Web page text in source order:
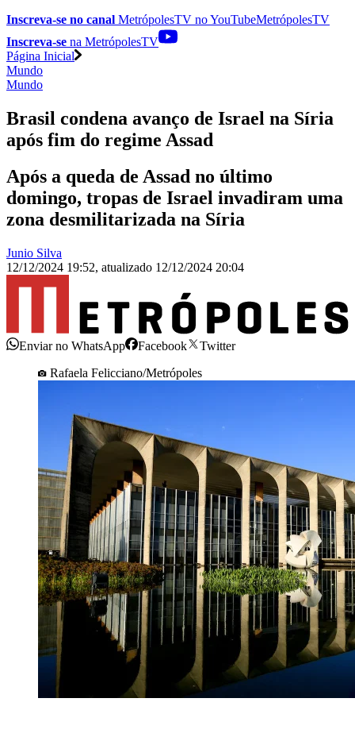
Inscreva-se no canal MetrópolesTV noYouTubeMetrópolesTV
Inscreva-se na MetrópolesTV
Página Inicial
Mundo
Mundo
Brasil condena avanço de Israel na Síria
após fim do regime Assad
Após a queda de Assad no último
domingo, tropas de Israel invadiram uma
zona desmilitarizada na Síria
Junio Silva
12/12/2024 19:52, atualizado 12/12/2024 20:04
Enviar no WhatsApp Facebook
Twitter
Rafaela Felicciano/Metrópoles